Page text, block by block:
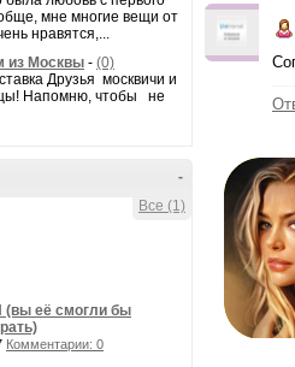
мне многие вещи от
нравятся,...
из Москвы - (0)
Друзья москвичи и
Напомню, чтобы не
-
Все (1)
её смогли бы
Комментарии: 0